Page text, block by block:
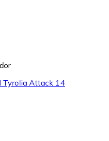
Tyrolia Attack 14